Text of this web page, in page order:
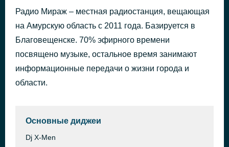
Радио Мираж – местная радиостанция, вещающая
на Амурскую область с 2011 года. Базируется в
Благовещенске. 70% эфирного времени
посвящено музыке, остальное время занимают
информационные передачи о жизни города и
области.
Основные диджеи
Dj X-Men